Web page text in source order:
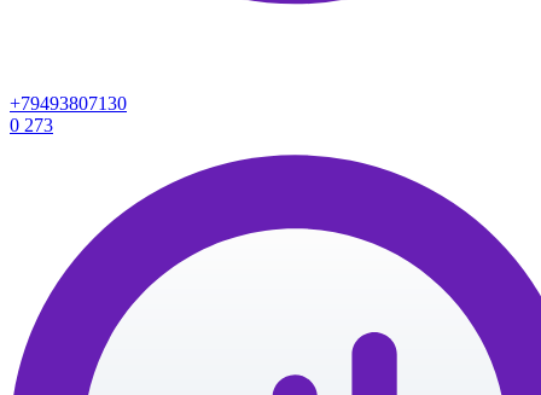
+79493807130
0 273